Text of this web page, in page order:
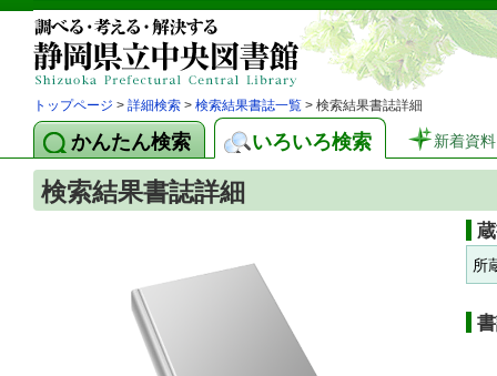
トップページ > 詳細検索 > 検索結果書誌一覧 > 検索結果書誌詳細
かんたん検索 いろいろ検索 新着資料
検索結果書誌詳細
所